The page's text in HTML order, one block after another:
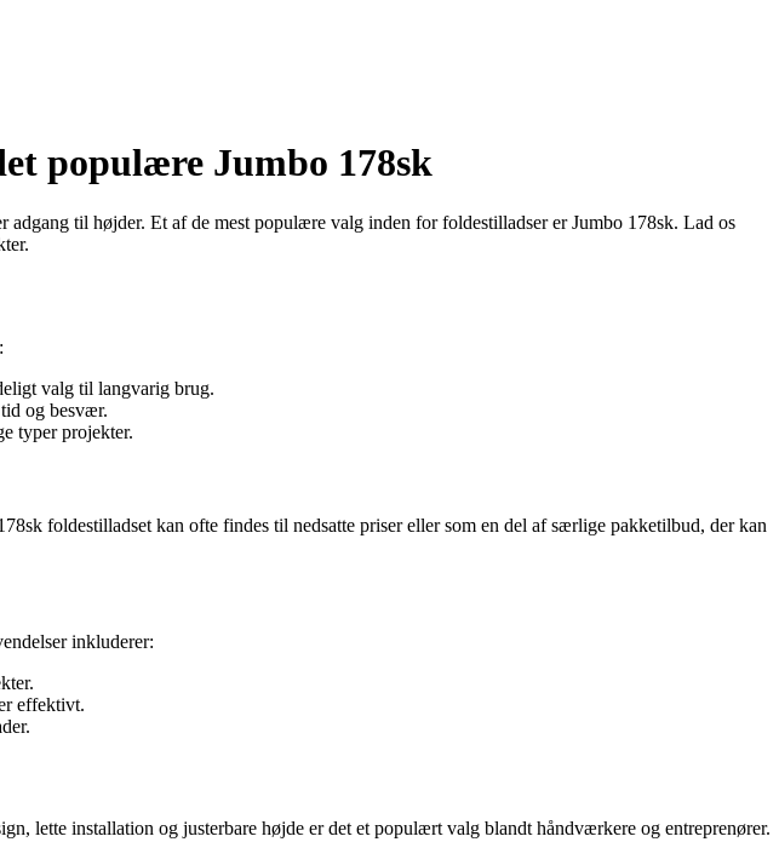
populære Jumbo 178sk
til højder. Et af de mest populære valg inden for foldestilladser er Jumbo 178sk. Lad os
valg til langvarig brug.
og besvær.
typer projekter.
foldestilladset kan ofte findes til nedsatte priser eller som en del af særlige pakketilbud, der kan
inkluderer:
effektivt.
lette installation og justerbare højde er det et populært valg blandt håndværkere og entreprenører.